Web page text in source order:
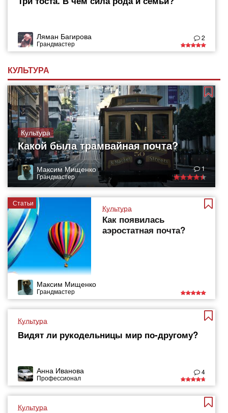
Ляман Багирова
Грандмастер
2
КУЛЬТУРА
Культура
Какой была трамвайная почта?
Максим Мищенко
Грандмастер
1
Статьи
Культура
Как появилась
аэростатная почта?
Максим Мищенко
Грандмастер
Культура
Видят ли рукодельницы мир по-другому?
Анна Иванова
Профессионал
4
Культура